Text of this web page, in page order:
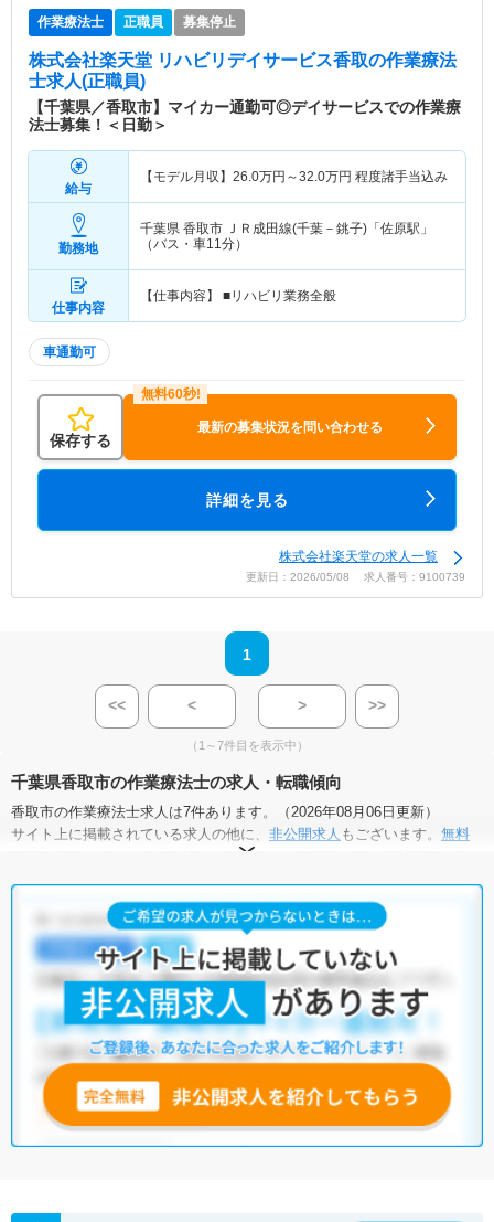
作業療法士 正職員 募集停止
株式会社楽天堂 リハビリデイサービス香取の作業療法
士求人(正職員)
【千葉県／香取市】マイカー通勤可◎デイサービスでの作業療
法士募集！＜日勤＞
給与
【モデル月収】 26.0万円～32.0万円 程度諸手当込み
勤務地
千葉県 香取市 ＪＲ成田線(千葉－銚子)「佐原駅」
（バス・車11分）
仕事内容
【仕事内容】 ■リハビリ業務全般
車通勤可
保存する
最新の募集状況を問い合わせる
詳細を見る
株式会社楽天堂の求人一覧
更新日：2026/05/08 求人番号：9100739
1
<< < > >>
（1～7件目を表示中）
千葉県香取市の作業療法士の求人・転職傾向
香取市の作業療法士求人は7件あります。（2026年08月06日更新）
サイト上に掲載されている求人の他に、 非公開求人 もございます。 無料
にお申し込みいただくと、全求人からご希望条件に合
香取市の作業療法士求人では以下のような条件が人気です。
土日祝休・積極採用中・ 新卒OK・ 正社員(正職員)
クリニック・介護福祉施設・訪問リハビリ(在宅医療)
他の条件でも人気の求人がございますので、「こだわり条件」から検索
いただくか、お気軽にお問い合わせください。
全国の作業療法士求人から検索いただくことも可能です。
無料転職支援サービス
にお申し込みいただくと、ご希望条件をヒアリン
グした上で求人をご提案いたします。
ご希望条件がまだ定まっていない方は人気の希望条件をピックアップし
い。